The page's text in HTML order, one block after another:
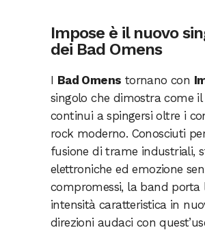
Impose è il nuovo
dei Bad Omens
I Bad Omens tornano con
singolo che dimostra come
continui a spingersi oltre i
rock moderno. Conosciuti
fusione di trame industriali,
elettroniche ed emozione
compromessi, la band porta
intensità caratteristica in
direzioni audaci con